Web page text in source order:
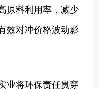
原料利用率，减少
效对冲价格波动影
业将环保责任贯穿